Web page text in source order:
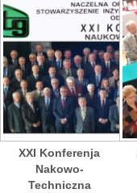
XXI Konferenja
Nakowo-
Techniczna